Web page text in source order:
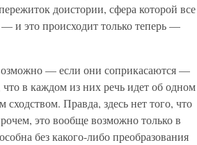
доистории, сфера которой все
— и это происходит только теперь —
— если они соприкасаются —
в каждом из них речь идет об одном
Правда, здесь нет того, что
это вообще возможно только в
без какого-либо преобразования